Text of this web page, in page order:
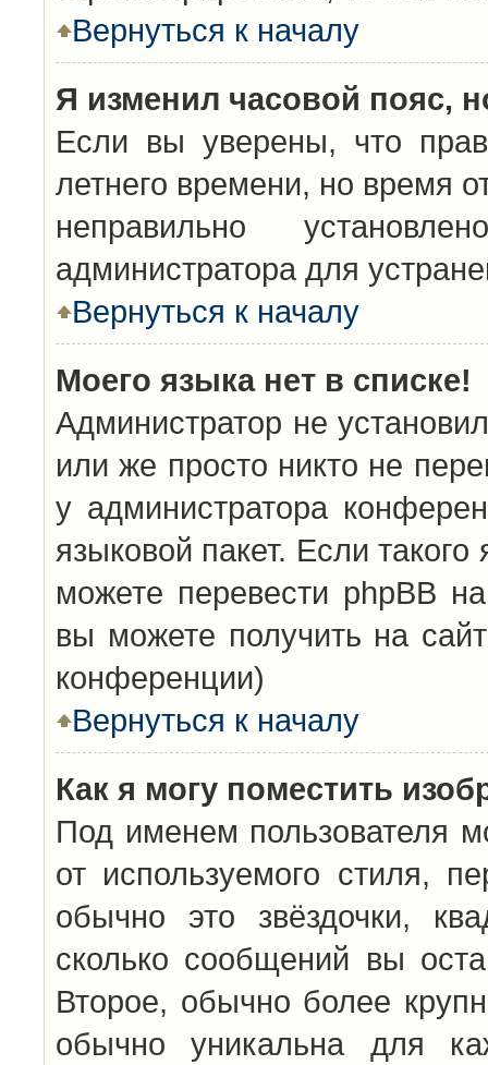
Вернуться к началу
Я изменил часовой пояс,
Если вы уверены, что
летнего времени, но время
неправильно
администратора для
Вернуться к началу
Моего языка нет в списке!
Администратор не
или же просто никто не
у администратора
языковой пакет. Если
можете перевести phpBB
вы можете получить на
конференции)
Вернуться к началу
Как я могу поместить
Под именем пользователя
от используемого стиля,
обычно это звёздочки,
сколько сообщений вы
Второе, обычно более
обычно уникальна для